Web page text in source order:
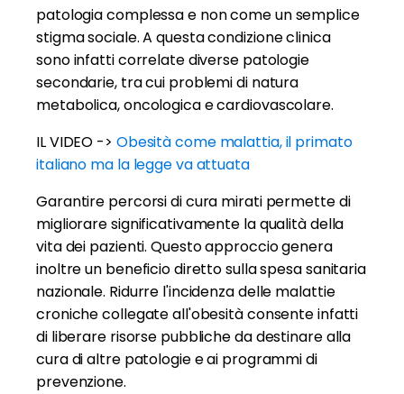
patologia complessa e non come un semplice
stigma sociale. A questa condizione clinica
sono infatti correlate diverse patologie
secondarie, tra cui problemi di natura
metabolica, oncologica e cardiovascolare.
IL VIDEO -> Obesità come malattia, il primato
italiano ma la legge va attuata
Garantire percorsi di cura mirati permette di
migliorare significativamente la qualità della
vita dei pazienti. Questo approccio genera
inoltre un beneficio diretto sulla spesa sanitaria
nazionale. Ridurre l'incidenza delle malattie
croniche collegate all'obesità consente infatti
di liberare risorse pubbliche da destinare alla
cura di altre patologie e ai programmi di
prevenzione.